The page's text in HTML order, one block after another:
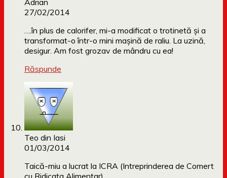
Adrian
27/02/2014
….în plus de calorifer, mi-a modificat o trotinetă şi a
transformat-o într-o mini maşină de raliu. La uzină,
desigur. Am fost grozav de mândru cu ea!
Răspunde
Teo din Iasi
01/03/2014
Taică-miu a lucrat la ICRA (Intreprinderea de Comert